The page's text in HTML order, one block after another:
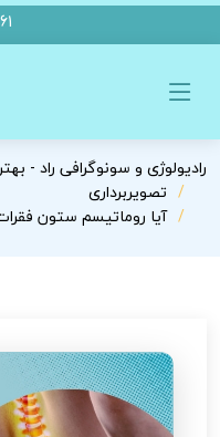
رادیولوژی و سونوگرافی راد -
تصویربرداری
آیا روماتیسم ستون